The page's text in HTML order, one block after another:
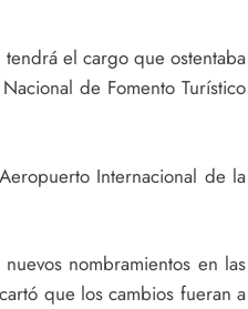
el cargo que ostentaba
de Fomento Turístico
Internacional de la
nombramientos en las
que los cambios fueran a